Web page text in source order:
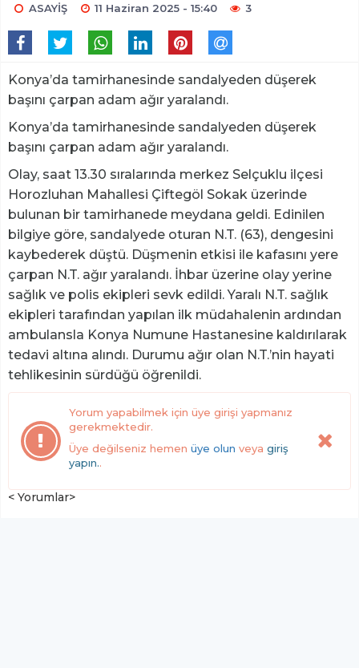
ASAYİŞ 11 Haziran 2025 - 15:40 3
Konya’da tamirhanesinde sandalyeden düşerek
başını çarpan adam ağır yaralandı.
Konya’da tamirhanesinde sandalyeden düşerek
başını çarpan adam ağır yaralandı.
Olay, saat 13.30 sıralarında merkez Selçuklu ilçesi
Horozluhan Mahallesi Çiftegöl Sokak üzerinde
bulunan bir tamirhanede meydana geldi. Edinilen
bilgiye göre, sandalyede oturan N.T. (63), dengesini
kaybederek düştü. Düşmenin etkisi ile kafasını yere
çarpan N.T. ağır yaralandı. İhbar üzerine olay yerine
sağlık ve polis ekipleri sevk edildi. Yaralı N.T. sağlık
ekipleri tarafından yapılan ilk müdahalenin ardından
ambulansla Konya Numune Hastanesine kaldırılarak
tedavi altına alındı. Durumu ağır olan N.T.’nin hayati
tehlikesinin sürdüğü öğrenildi.
Yorum yapabilmek için üye girişi yapmanız
gerekmektedir.
Üye değilseniz hemen üye olun veya giriş
yapın..
< Yorumlar>